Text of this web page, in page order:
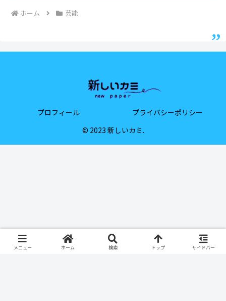
ホーム 芸能
プロフィール
プライバシーポリシー
© 2023 新しいカミ.
メニュー ホーム 検索 トップ サイドバー